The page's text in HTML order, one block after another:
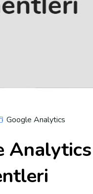
Google Analytics